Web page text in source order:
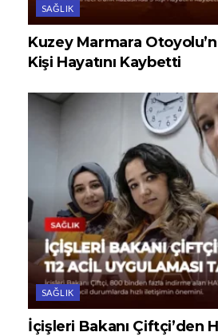
SAĞLIK
Kuzey Marmara
Kişi Hayatını Kaybetti
SAĞLIK
İçişleri Bakanı Çiftçi’den